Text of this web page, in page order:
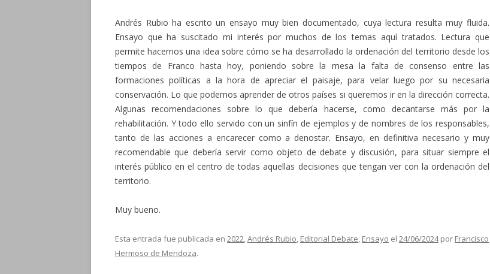
Andrés Rubio ha escrito un ensayo muy bien documentado, cuya lectura resulta muy fluida.
Ensayo que ha suscitado mi interés por muchos de los temas aquí tratados. Lectura que
permite hacernos una idea sobre cómo se ha desarrollado la ordenación del territorio desde los
tiempos de Franco hasta hoy, poniendo sobre la mesa la falta de consenso entre las
formaciones políticas a la hora de apreciar el paisaje, para velar luego por su necesaria
conservación. Lo que podemos aprender de otros países si queremos ir en la dirección correcta.
Algunas recomendaciones sobre lo que debería hacerse, como decantarse más por la
rehabilitación. Y todo ello servido con un sinfín de ejemplos y de nombres de los responsables,
tanto de las acciones a encarecer como a denostar. Ensayo, en definitiva necesario y muy
recomendable que debería servir como objeto de debate y discusión, para situar siempre el
interés público en el centro de todas aquellas decisiones que tengan ver con la ordenación del
territorio.
Muy bueno.
Esta entrada fue publicada en 2022,Andrés Rubio, Editorial Debate, Ensayo el 24/06/2024por Francisco
Hermoso de Mendoza.